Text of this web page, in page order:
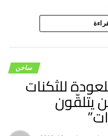
ساخن
للثكنات
يتلقّون